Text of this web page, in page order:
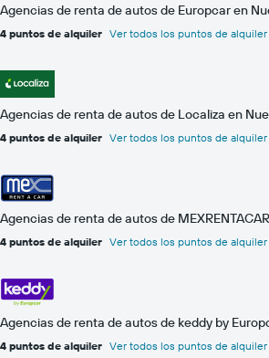
Agencias de renta de autos de Europcar en
4 puntos de alquiler Ver todos los puntos de alquiler
Agencias de renta de autos de Localiza en
4 puntos de alquiler Ver todos los puntos de alquiler
Agencias de renta de autos de
4 puntos de alquiler Ver todos los puntos de alquiler
Agencias de renta de autos de keddy by
4 puntos de alquiler Ver todos los puntos de alquiler